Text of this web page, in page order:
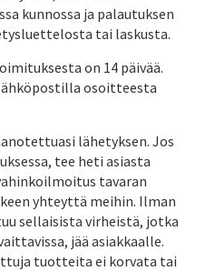
kunnossa ja palautuksen
tai laskusta.
on 14 päivää.
osoitteesta
lähetyksen. Jos
tee heti asiasta
tavaran
yhteyttä meihin. Ilman
sellaisista virheistä, jotka
jää asiakkaalle.
tuotteita ei korvata tai